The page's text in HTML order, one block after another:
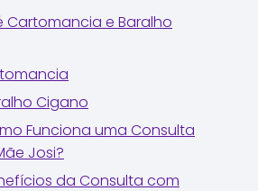
Cartomancia e Baralho
Cigano
Funciona uma Consulta
Josi?
da Consulta com